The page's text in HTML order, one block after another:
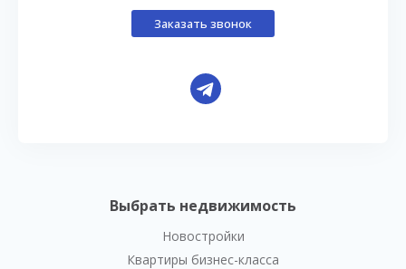
Выбрать недвижимость
Новостройки
Квартиры бизнес-класса
Заказать звонок